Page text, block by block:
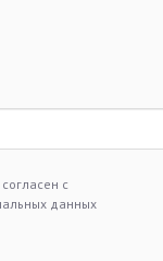
согласен с
данных